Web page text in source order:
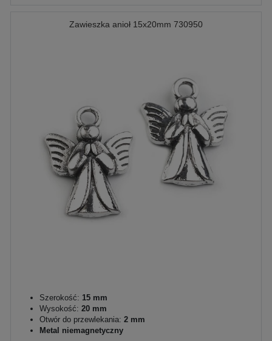
Zawieszka anioł 15x20mm 730950
Szerokość: 15 mm
Wysokość: 20 mm
Otwór do przewlekania: 2 mm
Metal niemagnetyczny